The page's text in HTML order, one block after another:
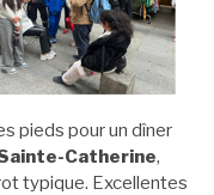
pieds pour un dîner
Catherine,
typique. Excellentes